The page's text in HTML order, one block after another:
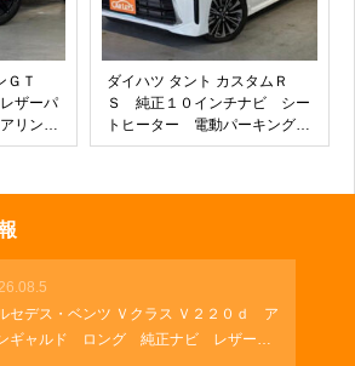
ＧＴ
ザーパ
リング
ー ２１
ィブク
ン ＥＴ
ダイハツ タント カスタムＲ
Ｓ 純正１０インチナビ シー
トヒーター 電動パーキング＆
オートホールド ＥＴＣ 両側
レコ ＵＳＢソケット 純正１
セデス・ベンツ Ｖクラス Ｖ２２０ｄ ア
ギャルド ロング 純正ナビ レザーシ